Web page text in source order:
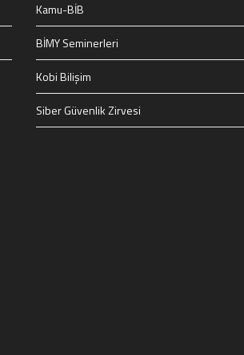
Kamu-BİB
BİMY Seminerleri
Kobi Bilişim
Siber Güvenlik Zirvesi